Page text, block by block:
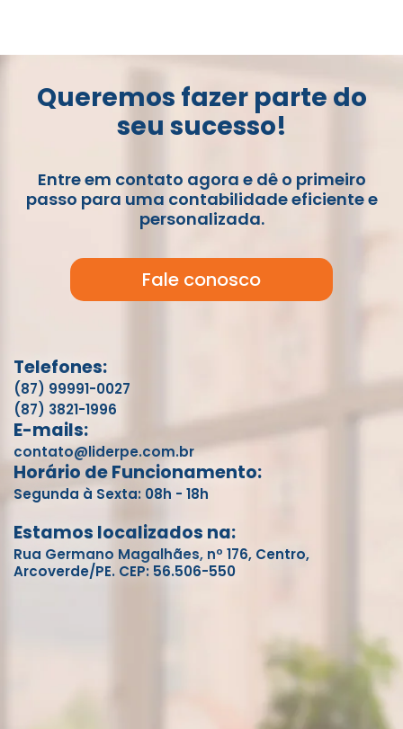
Queremos fazer parte do
seu sucesso!
Entre em contato agora e dê o primeiro
passo para uma contabilidade eficiente e
personalizada.
Fale conosco
Telefones:
(87) 99991-0027
(87) 3821-1996
E-mails:
contato@liderpe.com.br
Horário de Funcionamento:
Segunda à Sexta: 08h - 18h
Estamos localizados na:
Rua Germano Magalhães, nº 176, Centro,
Arcoverde/PE. CEP: 56.506-550